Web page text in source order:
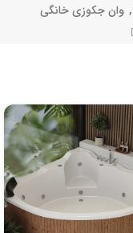
, وان جکوزی خانگی